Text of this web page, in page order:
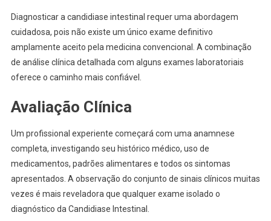
Diagnosticar a candidiase intestinal requer uma abordagem
cuidadosa, pois não existe um único exame definitivo
amplamente aceito pela medicina convencional. A combinação
de análise clínica detalhada com alguns exames laboratoriais
oferece o caminho mais confiável.
Avaliação Clínica
Um profissional experiente começará com uma anamnese
completa, investigando seu histórico médico, uso de
medicamentos, padrões alimentares e todos os sintomas
apresentados. A observação do conjunto de sinais clínicos muitas
vezes é mais reveladora que qualquer exame isolado o
diagnóstico da Candidiase Intestinal.